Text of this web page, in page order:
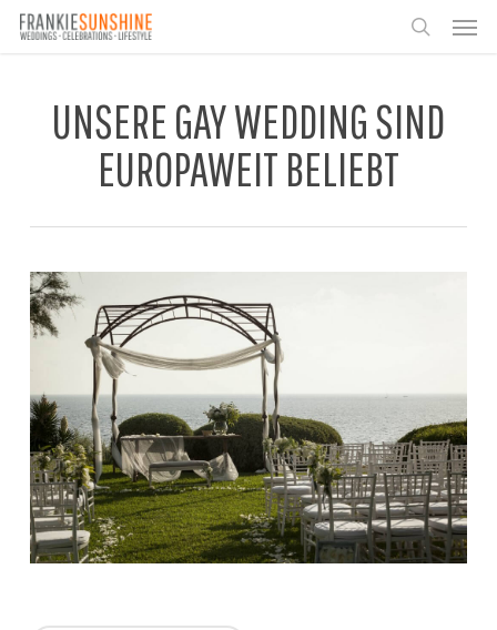
Skip
UNSERE GAY WEDDING SIND
EUROPAWEIT BELIEBT